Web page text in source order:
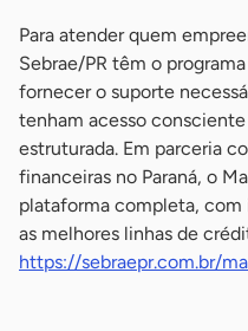
Para atender quem
Sebrae/PR têm o
fornecer o suporte
tenham acesso
estruturada. Em parceria
financeiras no Paraná, o
plataforma completa, com
as melhores linhas de
https://sebraepr.com.br/